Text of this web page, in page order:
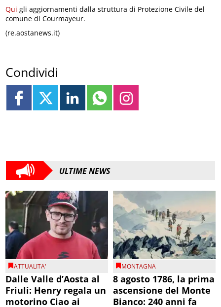
Qui gli aggiornamenti dalla struttura di Protezione Civile del
comune di Courmayeur.
(re.aostanews.it)
Condividi
ULTIME NEWS
ATTUALITA'
Dalle Valle d’Aosta al
Friuli: Henry regala un
motorino Ciao ai
MONTAGNA
8 agosto 1786, la prima
ascensione del Monte
Bianco: 240 anni fa